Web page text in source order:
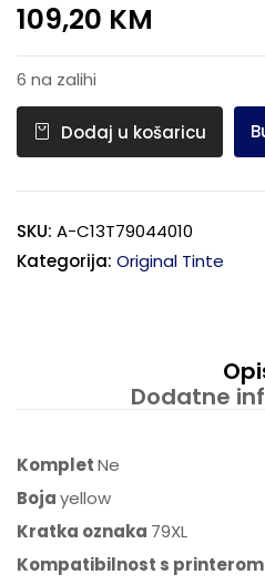
109,20 KM
6 na zalihi
Dodaj u košaricu
SKU: A-C13T79044010
Kategorija: Original Tinte
Dodatne
KompletNe
Bojayellow
Kratka oznaka 79XL
Kompatibilnost s printerom